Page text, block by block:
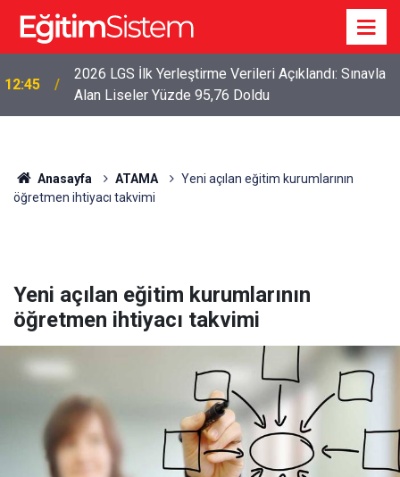
12:45
2026 LGS İlk Yerleştirme Verileri Açıklandı: Sınavla
Alan Liseler Yüzde 95,76 Doldu
Anasayfa ATAMA
Yeni açılan eğitim kurumlarının
öğretmen ihtiyacı takvimi
Yeni açılan eğitim kurumlarının
öğretmen ihtiyacı takvimi